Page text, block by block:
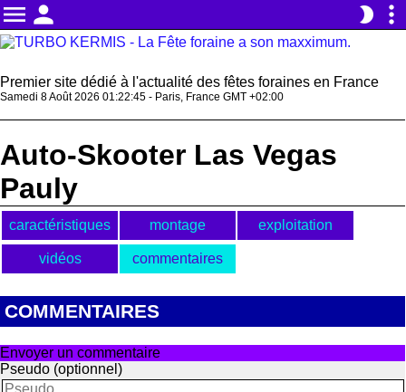
menu person brightness_2 more_vert
Premier site dédié à l'actualité des fêtes foraines en France
Samedi 8 Août 2026 01:22:45 - Paris, France GMT +02:00
Auto-Skooter Las Vegas
Pauly
caractéristiques montage exploitation
vidéos commentaires
COMMENTAIRES
Envoyer un commentaire
Pseudo (optionnel)